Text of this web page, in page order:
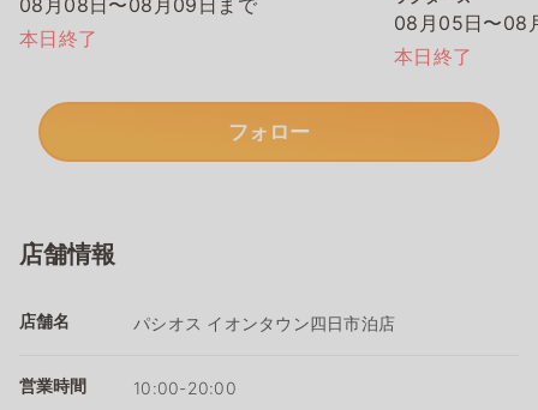
本日終了
08月05日〜08
本日終了
フォロー
店舗情報
店舗名 パシオス イオンタウン四日市泊店
営業時間 10:00-20:00